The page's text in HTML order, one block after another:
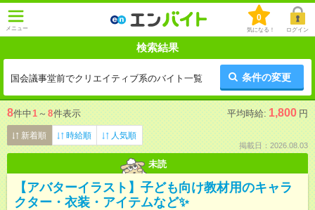
メニュー
0
気になる！ ログイン
検索結果
国会議事堂前でクリエイティブ系のバイト一覧 条件の変更
8件中1 ～ 8件表示 平均時給: 1,800 円
新着順 時給順 人気順
掲載日：2026.08.03
未読
【アバターイラスト】子ども向け教材用のキャラ
クター・衣装・アイテムなど✨